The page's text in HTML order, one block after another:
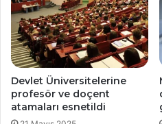
Devlet Üniversitelerine
profesör ve doçent
atamaları esnetildi